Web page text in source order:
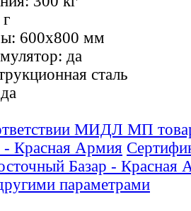
600х800 мм
да
сталь
да
МИДЛ МП
- Красная Армия
Базар - Красная
параметрами